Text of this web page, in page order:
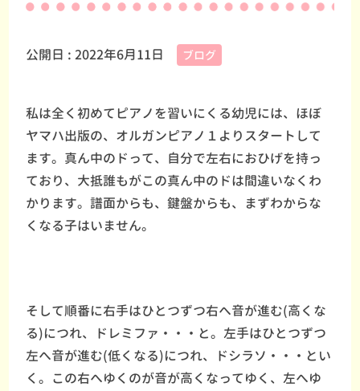
公開日 :2022年6月11日 ブログ
私は全く初めてピアノを習いにくる幼児には、ほぼ
ヤマハ出版の、オルガンピアノ１よりスタートして
ます。真ん中のドって、自分で左右におひげを持っ
ており、大抵誰もがこの真ん中のドは間違いなくわ
かります。譜面からも、鍵盤からも、まずわからな
くなる子はいません。
そして順番に右手はひとつずつ右へ音が進む(高くな
る)につれ、ドレミファ・・・と。左手はひとつずつ
左へ音が進む(低くなる)につれ、ドシラソ・・・とい
く。この右へゆくのが音が高くなってゆく、左へゆ